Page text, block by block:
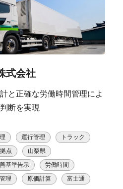
式会社
と正確な労働時間管理によ
断を実現
運行管理
トラック
点
山梨県
基準告示
労働時間
理 原価計算 富士通